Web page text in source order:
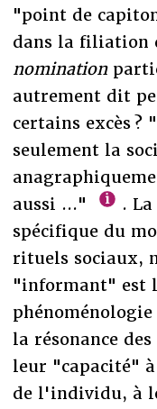
"point de
dans la filiation
nomination
autrement dit
certains excès ?
seulement la
aussi ..."
.
spécifique du
rituels sociaux,
"informant" est
la résonance
leur "capacité"
de l'individu, à